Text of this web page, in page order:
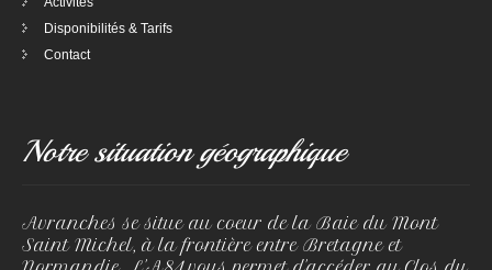
Disponibilités & Tarifs
Contact
Notre situation géographique
Avranches se situe au coeur de la Baie du Mont
Saint Michel, à la frontière entre Bretagne et